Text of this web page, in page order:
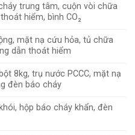
trung tâm, cuộn vòi chữa
hiểm, bình CO₂
mặt nạ cứu hỏa, tủ chữa
dẫn thoát hiểm
8kg, trụ nước PCCC, mặt nạ
đèn báo cháy
hộp báo cháy khẩn, đèn